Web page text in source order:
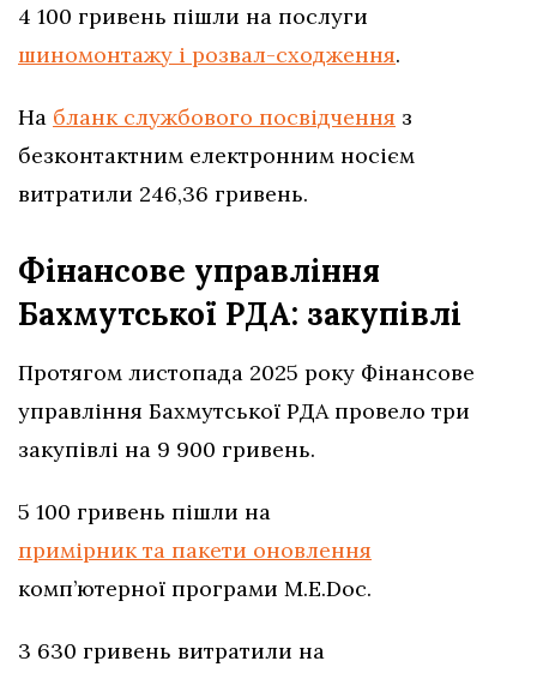
4 100 гривень пішли на послуги
шиномонтажу і розвал-сходження.
На бланк службового посвідчення з
безконтактним електронним носієм
витратили 246,36 гривень.
Фінансове управління
Бахмутської РДА: закупівлі
Протягом листопада 2025 року Фінансове
управління Бахмутської РДА провело три
закупівлі на 9 900 гривень.
5 100 гривень пішли на
примірник та пакети оновлення
комп’ютерної програми M.E.Doc.
3 630 гривень витратили на